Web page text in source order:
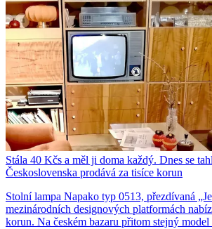
Stála 40 Kčs a měl ji doma každý. Dnes se
Československa prodává za tisíce korun
Stolní lampa Napako typ 0513, přezdívaná
mezinárodních designových platformách
korun. Na českém bazaru přitom stejný model